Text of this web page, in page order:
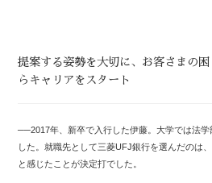
提案する姿勢を大切に、お客さまの
らキャリアをスタート
──2017年、新卒で入行した伊藤。大学では法
した。就職先として三菱UFJ銀行を選んだのは
と感じたことが決定打でした。